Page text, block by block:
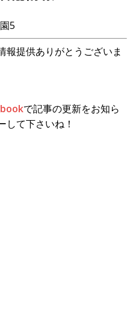
5
報提供ありがとうございま
で記事の更新をお知ら
して下さいね！